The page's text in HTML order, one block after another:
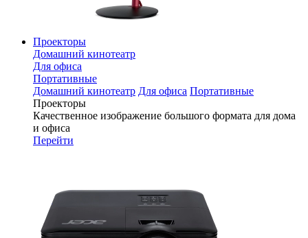
Проекторы
Домашний кинотеатр
Для офиса
Портативные
Домашний кинотеатр Для офиса Портативные
Проекторы
Качественное изображение большого формата для дома
и офиса
Перейти